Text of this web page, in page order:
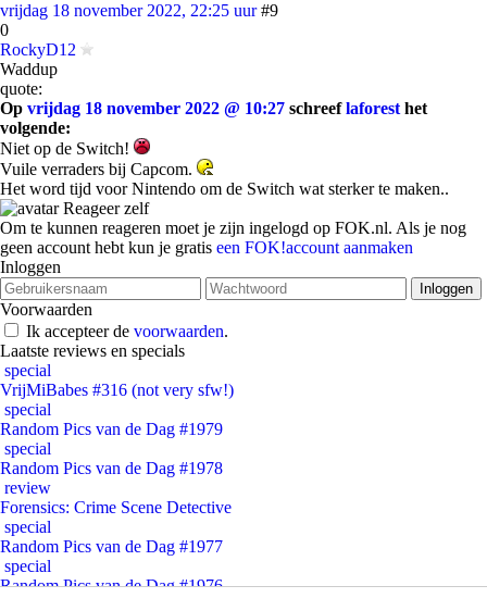
vrijdag 18 november 2022, 22:25 uur #9
0
RockyD12
Waddup
quote:
Op vrijdag 18 november 2022 @ 10:27 schreeflaforest het
volgende:
Niet op de Switch!
Vuile verraders bij Capcom.
Het word tijd voor Nintendo om de Switch wat sterker te maken..
Reageer zelf
Om te kunnen reageren moet je zijn ingelogd op FOK.nl. Als je nog
geen account hebt kun je gratis een FOK!account aanmaken
Inloggen
Voorwaarden
Ik accepteer de voorwaarden.
Laatste reviews en specials
special
VrijMiBabes #316 (not very sfw!)
special
Random Pics van de Dag #1979
special
Random Pics van de Dag #1978
review
Forensics: Crime Scene Detective
special
Random Pics van de Dag #1977
special
Random Pics van de Dag #1976